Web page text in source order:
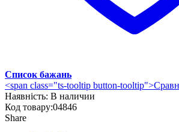
Список бажань
<span class="ts-tooltip button-
Наявність: В наличии
Код товару:04846
Share